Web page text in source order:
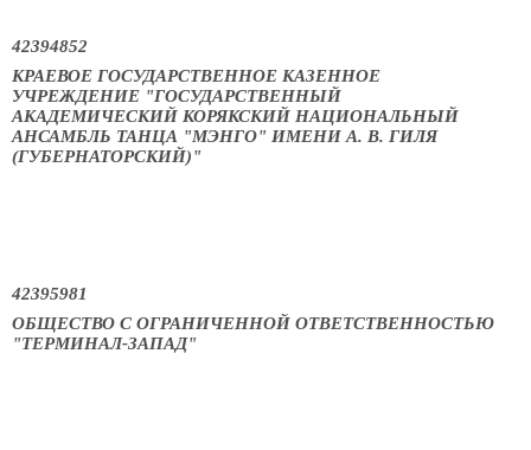
42394852
КРАЕВОЕ ГОСУДАРСТВЕННОЕ КАЗЕННОЕ
УЧРЕЖДЕНИЕ "ГОСУДАРСТВЕННЫЙ
АКАДЕМИЧЕСКИЙ КОРЯКСКИЙ НАЦИОНАЛЬНЫЙ
АНСАМБЛЬ ТАНЦА "МЭНГО" ИМЕНИ А. В. ГИЛЯ
(ГУБЕРНАТОРСКИЙ)"
42395981
ОБЩЕСТВО С ОГРАНИЧЕННОЙ ОТВЕТСТВЕННОСТЬЮ
"ТЕРМИНАЛ-ЗАПАД"